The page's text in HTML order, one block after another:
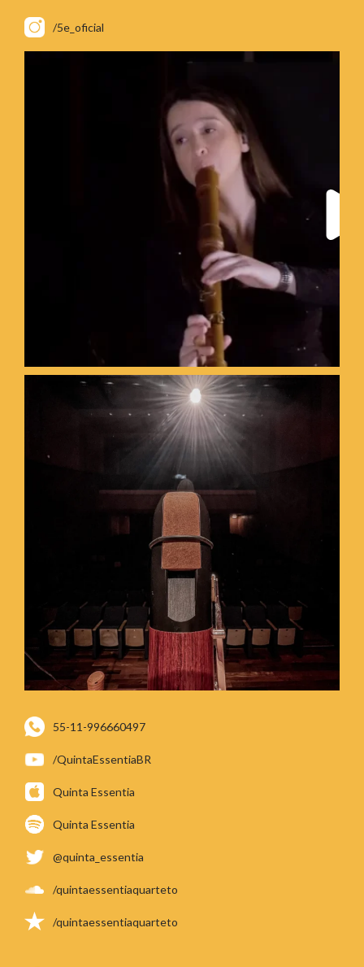
/5e_oficial
55-11-996660497
/QuintaEssentiaBR
Quinta Essentia
Quinta Essentia
@quinta_essentia
/quintaessentiaquarteto
/quintaessentiaquarteto